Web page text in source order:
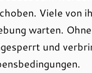
Viele von
warten.
und